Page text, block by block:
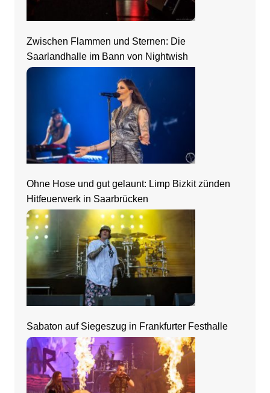
Zwischen Flammen und Sternen: Die
Saarlandhalle im Bann von Nightwish
Ohne Hose und gut gelaunt: Limp Bizkit zünden
Hitfeuerwerk in Saarbrücken
Sabaton auf Siegeszug in Frankfurter Festhalle